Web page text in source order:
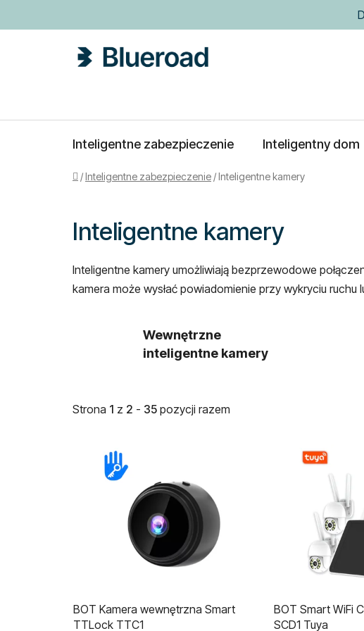
Inteligentne zabezpieczenie Inteligentny dom
Home
/Inteligentne zabezpieczenie /Inteligentne kamery
Inteligentne kamery
Inteligentne kamery umożliwiają bezprzewodowe
kamera może wysłać powiadomienie przy wykryciu ruchu
Wewnętrzne
inteligentne kamery
Strona 1 z 2 - 35 pozycji razem
u
BOT Kamera wewnętrzna Smart
TTLock TTC1
BOT Smart WiFi
SCD1 Tuya